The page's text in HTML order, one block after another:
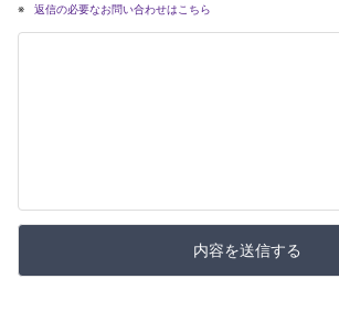
返信の必要なお問い合わせはこちら
内容を送信する